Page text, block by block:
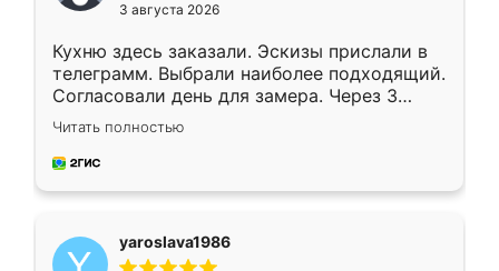
3 августа 2026
Кухню здесь заказали. Эскизы прислали в
телеграмм. Выбрали наиболее подходящий.
Согласовали день для замера. Через 3
недели кухня была уже готова. Остались
довольны работой. Спасибо Ренессанс
мебель за качественную работу!
Читать полностью
yaroslava1986